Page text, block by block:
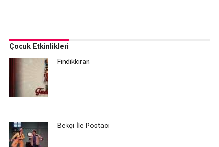
Çocuk Etkinlikleri
Fındıkkıran
Bekçi İle Postacı